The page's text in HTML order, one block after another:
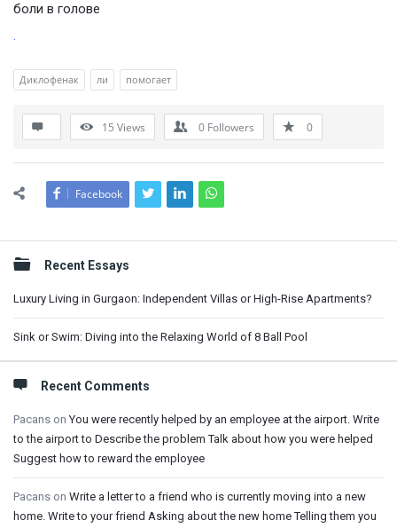
боли в голове
.
Диклофенак ли помогает
15 Views 0 Followers 0
Facebook
Sidebar
Recent Essays
Luxury Living in Gurgaon: Independent Villas or High-Rise Apartments?
Sink or Swim: Diving into the Relaxing World of 8 Ball Pool
Recent Comments
Pacans onYou were recently helped by an employee at the airport. Write
to the airport to Describe the problem Talk about how you were helped
Suggest how to reward the employee
Pacans on Write a letter to a friend who is currently moving into a new
home. Write to your friend Asking about the new home Telling them you